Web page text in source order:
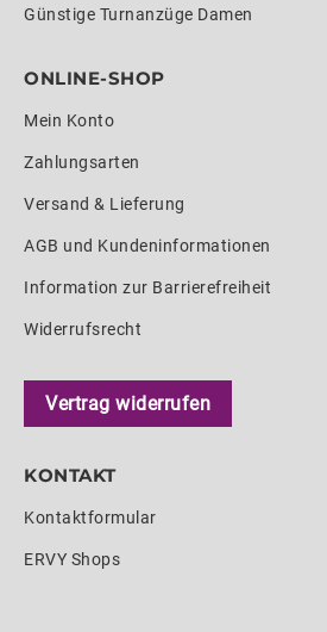
Günstige Turnanzüge Damen
ONLINE-SHOP
Mein Konto
Zahlungsarten
Versand & Lieferung
AGB und Kundeninformationen
Information zur Barrierefreiheit
Widerrufsrecht
Vertrag widerrufen
KONTAKT
Kontaktformular
ERVY Shops